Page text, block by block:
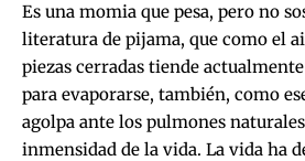
Es una momia que pesa, pero no
literatura de pijama, que como el
piezas cerradas tiende
para evaporarse, también, como
agolpa ante los pulmones
inmensidad de la vida. La vida ha